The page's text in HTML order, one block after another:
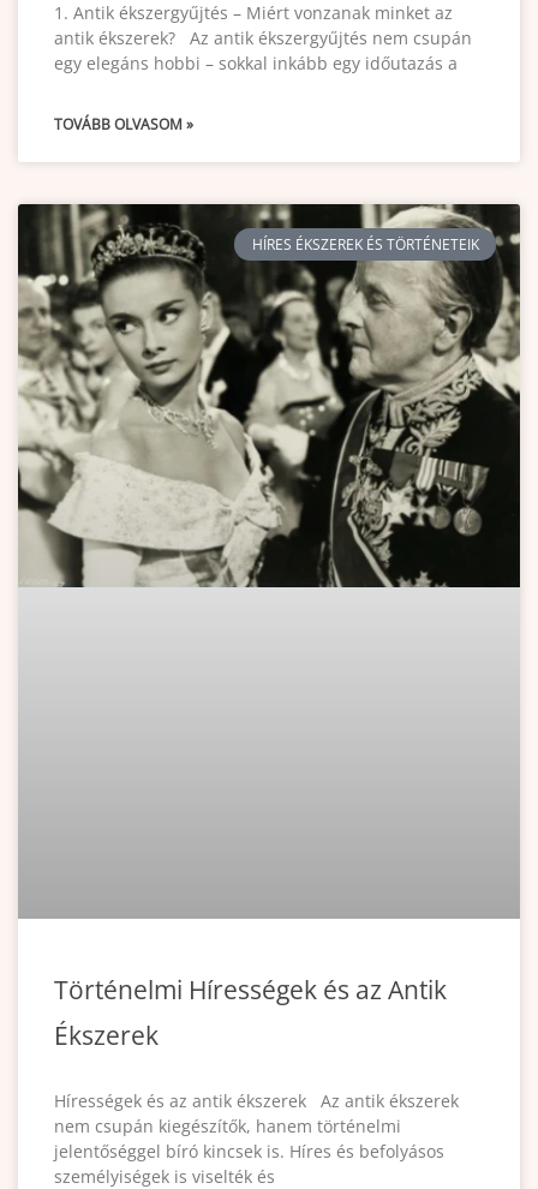
1. Antik ékszergyűjtés – Miért vonzanak minket az
antik ékszerek? Az antik ékszergyűjtés nem csupán
egy elegáns hobbi – sokkal inkább egy időutazás a
TOVÁBB OLVASOM »
HÍRES ÉKSZEREK ÉS TÖRTÉNETEIK
Történelmi Hírességek és az Antik
Ékszerek
Hírességek és az antik ékszerek Az antik ékszerek
nem csupán kiegészítők, hanem történelmi
jelentőséggel bíró kincsek is. Híres és befolyásos
személyiségek is viselték és